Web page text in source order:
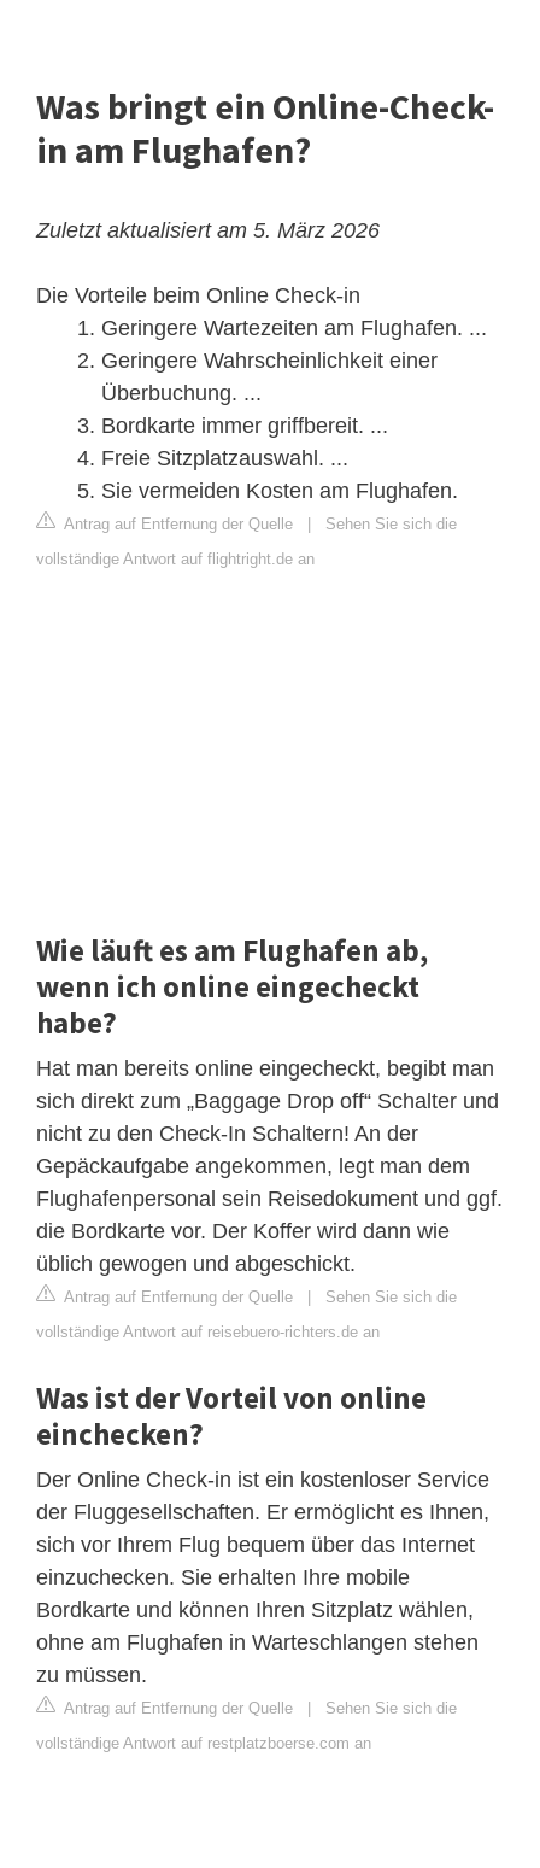
Was bringt ein Online-Check-
in am Flughafen?
Zuletzt aktualisiert am 5. März 2026
Die Vorteile beim Online Check-in
Geringere Wartezeiten am Flughafen. ...
Geringere Wahrscheinlichkeit einer
Überbuchung. ...
Bordkarte immer griffbereit. ...
Freie Sitzplatzauswahl. ...
Sie vermeiden Kosten am Flughafen.
Antrag auf Entfernung der Quelle
Sehen Sie sich die
vollständige Antwort auf flightright.de an
Wie läuft es am Flughafen ab,
wenn ich online eingecheckt
habe?
Hat man bereits online eingecheckt, begibt man
sich direkt zum „Baggage Drop off“ Schalter und
nicht zu den Check-In Schaltern! An der
Gepäckaufgabe angekommen, legt man dem
Flughafenpersonal sein Reisedokument und ggf.
die Bordkarte vor. Der Koffer wird dann wie
üblich gewogen und abgeschickt.
Antrag auf Entfernung der Quelle
Sehen Sie sich die
vollständige Antwort auf reisebuero-richters.de an
Was ist der Vorteil von online
einchecken?
Der Online Check-in ist ein kostenloser Service
der Fluggesellschaften. Er ermöglicht es Ihnen,
sich vor Ihrem Flug bequem über das Internet
einzuchecken. Sie erhalten Ihre mobile
Bordkarte und können Ihren Sitzplatz wählen,
ohne am Flughafen in Warteschlangen stehen
zu müssen.
Antrag auf Entfernung der Quelle
Sehen Sie sich die
vollständige Antwort auf restplatzboerse.com an